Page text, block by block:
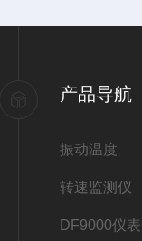
产品导航
振动温度
转速监测仪
DF9000仪表